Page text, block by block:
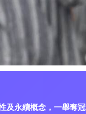
及永續概念，一舉奪冠